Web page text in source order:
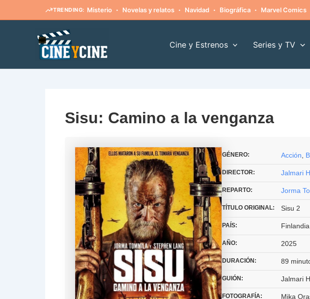
TRENDING: Misterio · Novelas y relatos · Navidad · Biográfica · Marvel Comics
Cine y Estrenos Series y TV
Sisu: Camino a la venganza
GÉNERO: Acción
DIRECTOR: Jalmari
REPARTO: Jorma
TÍTULO ORIGINAL: Sisu 2
PAÍS: Finlandia
AÑO: 2025
DURACIÓN: 89
GUIÓN: Jalmari
FOTOGRAFÍA:
Mika